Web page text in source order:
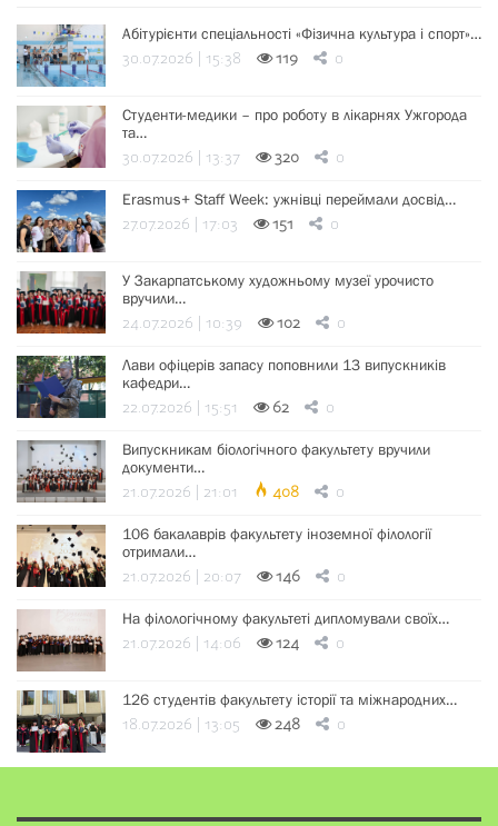
Абітурієнти спеціальності «Фізична культура і спорт»…
30.07.2026 | 15:38 119 0
Студенти-медики – про роботу в лікарнях Ужгорода
та…
30.07.2026 | 13:37 320 0
Erasmus+ Staff Week: ужнівці переймали досвід…
27.07.2026 | 17:03 151 0
У Закарпатському художньому музеї урочисто
вручили…
24.07.2026 | 10:39 102 0
Лави офіцерів запасу поповнили 13 випускників
кафедри…
22.07.2026 | 15:51 62 0
Випускникам біологічного факультету вручили
документи…
21.07.2026 | 21:01 408 0
106 бакалаврів факультету іноземної філології
отримали…
21.07.2026 | 20:07 146 0
На філологічному факультеті дипломували своїх…
21.07.2026 | 14:06 124 0
126 студентів факультету історії та міжнародних…
18.07.2026 | 13:05 248 0